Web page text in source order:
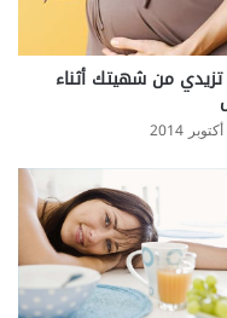
من شهيتك أثناء